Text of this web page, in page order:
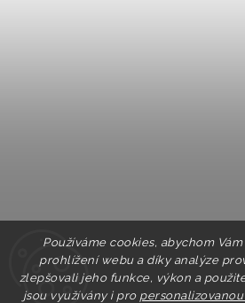
Používáme cookies, abychom
prohlížení webu a díky analýze
zlepšovali jeho funkce, výkon a
jsou využívány i pro